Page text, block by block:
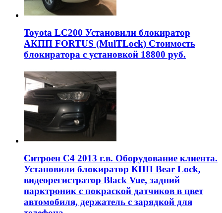
Toyota LC200 Установили блокиратор
АКПП FORTUS (MulTLock) Стоимость
блокиратора с установкой 18800 руб.
Ситроен С4 2013 г.в. Оборудование клиента.
Установили блокиратор КПП Bear Lock,
видеорегистратор Black Vue, задний
парктроник с покраской датчиков в цвет
автомобиля, держатель с зарядкой для